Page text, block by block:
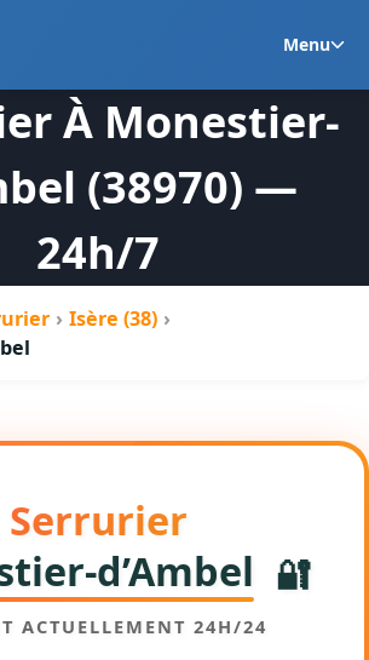
Menu
À Monestier-
(38970) —
24h/7
› Isère (38) ›
Serrurier
d’Ambel 🔐
ACTUELLEMENT 24H/24